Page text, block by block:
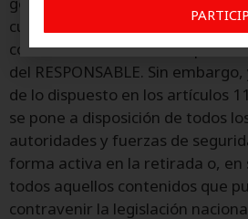
cualquier otro medio que
contenidos de forma
del RESPONSABLE. Sin
de lo dispuesto en los artículos
se pone a disposición de todos
autoridades y fuerzas de
forma activa en la retirada o, en
todos aquellos contenidos que
contravenir la legislación